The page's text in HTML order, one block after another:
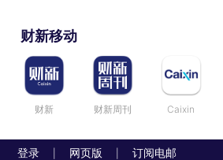
财新移动
财新 财新周刊 Caixin
登录 网页版 订阅电邮